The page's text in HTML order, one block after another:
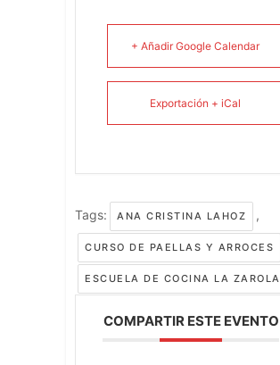
+ Añadir Google Calendar
Exportación + iCal
Tags: ANA CRISTINA LAHOZ ,
CURSO DE PAELLAS Y ARROCES
ESCUELA DE COCINA LA ZAROLA
COMPARTIR ESTE EVENTO